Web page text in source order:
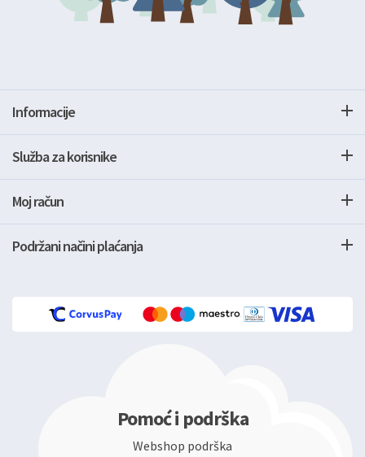
Informacije
Služba za korisnike
Moj račun
Podržani načini plaćanja
Pomoć i podrška
Webshop podrška